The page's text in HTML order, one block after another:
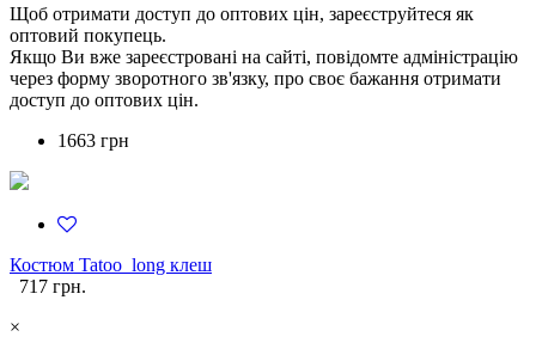
Щоб отримати доступ до оптових цін, зареєструйтеся як
оптовий покупець.
Якщо Ви вже зареєстровані на сайті, повідомте адміністрацію
через форму зворотного зв'язку, про своє бажання отримати
доступ до оптових цін.
1663 грн
Костюм Tatoo_long клеш
717 грн.
×